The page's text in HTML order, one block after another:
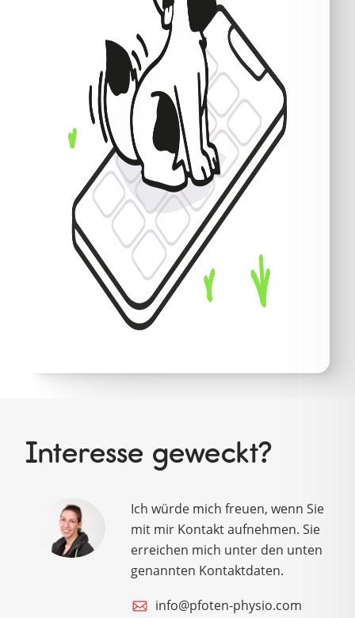
Interesse geweckt?
Ich würde mich freuen, wenn Sie
mit mir Kontakt aufnehmen. Sie
erreichen mich unter den unten
genannten Kontaktdaten.
info@pfoten-physio.com